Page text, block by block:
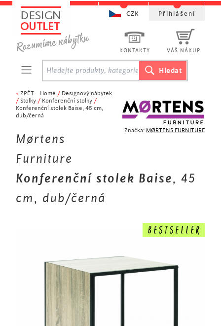
Značka: MØRTENS FURNITURE
< ZPĚT Home / Designový nábytek
/ Stolky / Konferenční stolky /
Konferenční stolek Baise, 45 cm,
dub/černá
Mørtens
Furniture
Konferenční stolek Baise, 45
cm, dub/černá
KONTAKTY VÁŠ NÁKUP
CZK Přihlášení